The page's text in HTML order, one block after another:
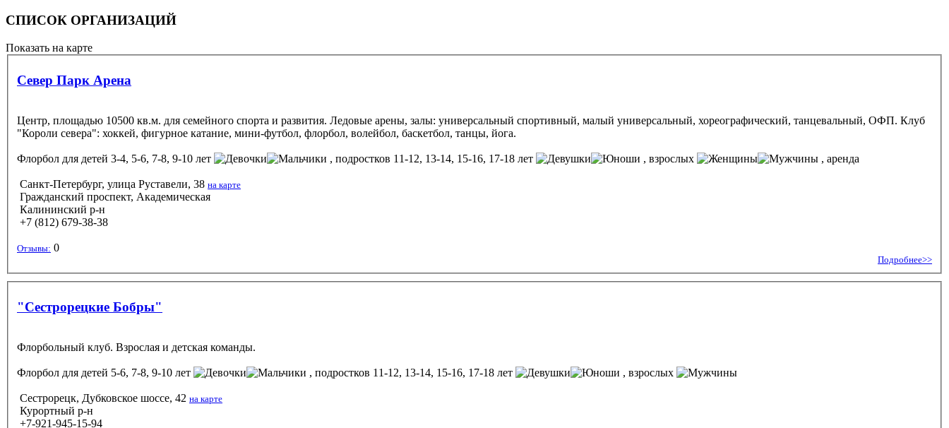
СПИСОК ОРГАНИЗАЦИЙ
Показать на карте
Север Парк Арена
Центр, площадью 10500 кв.м. для семейного спорта и развития. Ледовые арены, залы: универсальный спортивный, малый универсальный, хореографический, танцевальный, ОФП. Клуб
"Короли севера": хоккей, фигурное катание, мини-футбол, флорбол, волейбол, баскетбол, танцы, йога.
Флорбол для детей 3-4, 5-6, 7-8, 9-10 лет , подростков 11-12, 13-14, 15-16, 17-18 лет , взрослых , аренда
Санкт-Петербург, улица Руставели, 38 на карте
Гражданский проспект, Академическая
Калининский р-н
+7 (812) 679-38-38
Отзывы: 0
Подробнее>>
"Сестрорецкие Бобры"
Флорбольный клуб. Взрослая и детская команды.
Флорбол для детей 5-6, 7-8, 9-10 лет , подростков 11-12, 13-14, 15-16, 17-18 лет , взрослых
Сестрорецк, Дубковское шоссе, 42 на карте
Курортный р-н
+7-921-945-15-94